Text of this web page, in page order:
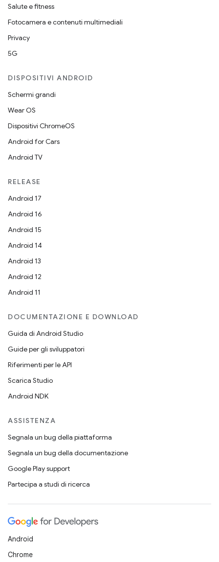
Salute e fitness
Fotocamera e contenuti multimediali
Privacy
5G
DISPOSITIVI ANDROID
Schermi grandi
Wear OS
Dispositivi ChromeOS
Android for Cars
Android TV
RELEASE
Android 17
Android 16
Android 15
Android 14
Android 13
Android 12
Android 11
DOCUMENTAZIONE E DOWNLOAD
Guida di Android Studio
Guide per gli sviluppatori
Riferimenti per le API
Scarica Studio
Android NDK
ASSISTENZA
Segnala un bug della piattaforma
Segnala un bug della documentazione
Google Play support
Partecipa a studi di ricerca
Android
Chrome